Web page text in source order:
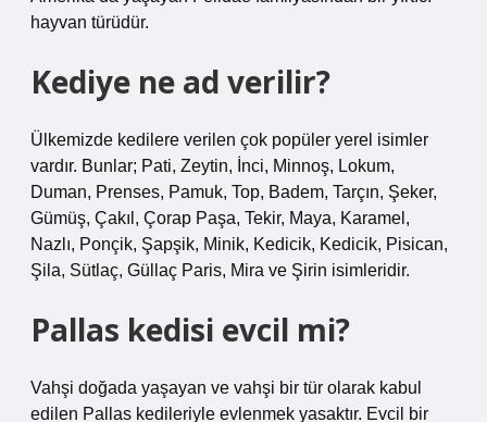
hayvan türüdür.
Kediye ne ad verilir?
Ülkemizde kedilere verilen çok popüler yerel isimler
vardır. Bunlar; Pati, Zeytin, İnci, Minnoş, Lokum,
Duman, Prenses, Pamuk, Top, Badem, Tarçın, Şeker,
Gümüş, Çakıl, Çorap Paşa, Tekir, Maya, Karamel,
Nazlı, Ponçik, Şapşik, Minik, Kedicik, Kedicik, Pisican,
Şila, Sütlaç, Güllaç Paris, Mira ve Şirin isimleridir.
Pallas kedisi evcil mi?
Vahşi doğada yaşayan ve vahşi bir tür olarak kabul
edilen Pallas kedileriyle evlenmek yasaktır. Evcil bir